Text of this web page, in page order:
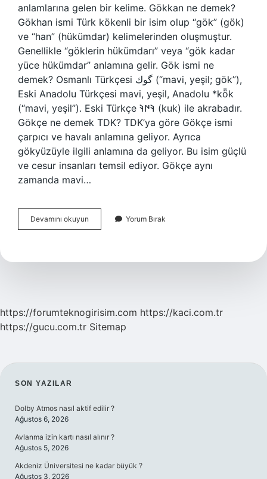
anlamlarına gelen bir kelime. Gökkan ne demek?
Gökhan ismi Türk kökenli bir isim olup “gök” (gök)
ve “han” (hükümdar) kelimelerinden oluşmuştur.
Genellikle “göklerin hükümdarı” veya “gök kadar
yüce hükümdar” anlamına gelir. Gök ismi ne
demek? Osmanlı Türkçesi گوك (“mavi, yeşil; gök”),
Eski Anadolu Türkçesi mavi, yeşil, Anadolu *kȫk
(“mavi, yeşil”). Eski Türkçe 𐰚𐰇𐰚‎ (kuk) ile akrabadır.
Gökçe ne demek TDK? TDK’ya göre Gökçe ismi
çarpıcı ve havalı anlamına geliyor. Ayrıca
gökyüzüyle ilgili anlamına da geliyor. Bu isim güçlü
ve cesur insanları temsil ediyor. Gökçe aynı
zamanda mavi…
Devamını okuyun
Ne
Yorum Bırak
https://forumteknogirisim.com https://kaci.com.tr
https://gucu.com.tr Sitemap
SIDEBAR
SON YAZILAR
Dolby Atmos nasıl aktif edilir ?
Ağustos 6, 2026
Avlanma izin kartı nasıl alınır ?
Ağustos 5, 2026
Akdeniz Üniversitesi ne kadar büyük ?
Ağustos 3, 2026